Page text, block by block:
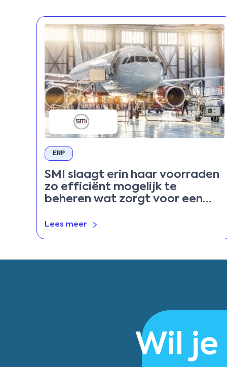
ERP
SMI slaagt erin haar voorraden
zo efficiënt mogelijk te
beheren wat zorgt voor een
productiestroom
Lees meer
Wil